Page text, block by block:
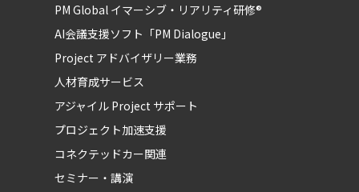
PM Global イマーシブ・リアリティ研修®
AI会議支援ソフト「PM Dialogue」
Project アドバイザリー業務
人材育成サービス
アジャイル Project サポート
プロジェクト加速支援
コネクテッドカー関連
セミナー・講演